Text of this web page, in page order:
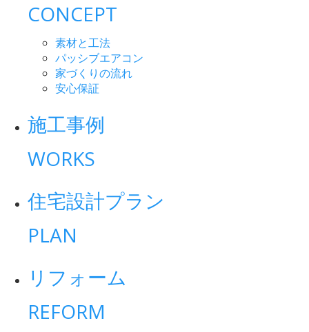
CONCEPT
素材と工法
パッシブエアコン
家づくりの流れ
安心保証
施工事例
WORKS
住宅設計プラン
PLAN
リフォーム
REFORM